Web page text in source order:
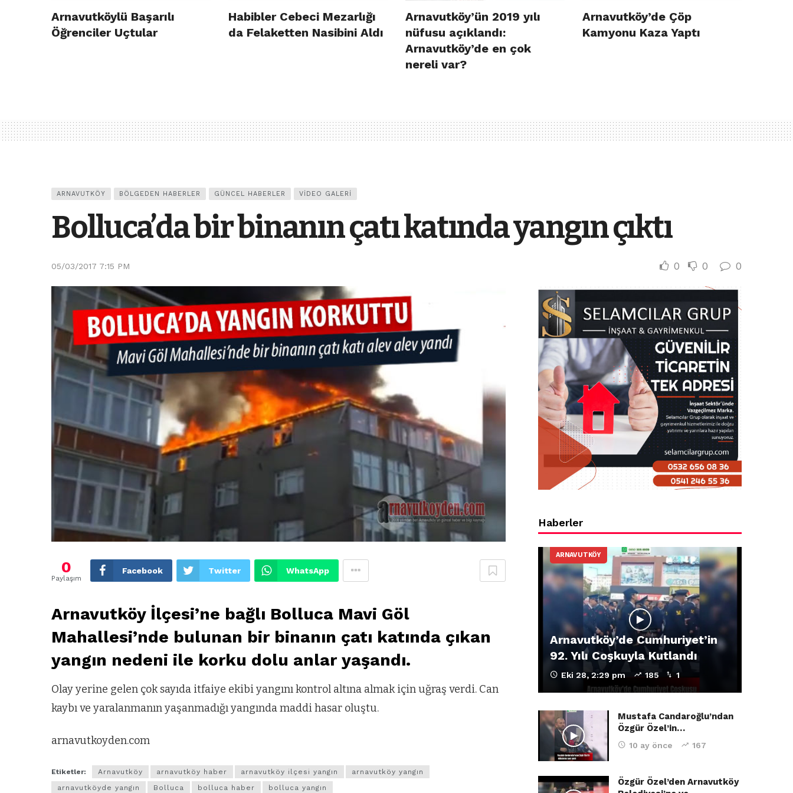
Arnavutköylü Başarılı
Öğrenciler Uçtular
Habibler Cebeci Mezarlığı
da Felaketten Nasibini Aldı
Arnavutköy’ün 2019 yılı
nüfusu açıklandı:
Arnavutköy’de en çok
nereli var?
Arnavutköy’de Çöp
Kamyonu Kaza Yaptı
ARNAVUTKÖY BÖLGEDEN HABERLER GÜNCEL HABERLER VIDEO GALERI
Bolluca’da bir binanın çatı katında yangın çıktı
05/03/2017 7:15 PM 0 0 0
0
Paylaşım
Facebook Twitter WhatsApp
Arnavutköy İlçesi’ne bağlı Bolluca Mavi Göl
Mahallesi’nde bulunan bir binanın çatı katında çıkan
yangın nedeni ile korku dolu anlar yaşandı.
Olay yerine gelen çok sayıda itfaiye ekibi yangını kontrol altına almak için uğraş verdi. Can
kaybı ve yaralanmanın yaşanmadığı yangında maddi hasar oluştu.
arnavutkoyden.com
Etiketler: Arnavutköy arnavutköy haber arnavutköy ilçesi yangın
arnavutköy yangın
arnavutköyde yangın
Bolluca bolluca haber bolluca yangın
Haberler
ARNAVUTKÖY
Arnavutköy’de Cumhuriyet’in
92. Yılı Coşkuyla Kutlandı
Eki 28, 2:29 pm 185 1
Mustafa Candaroğlu’ndan
Özgür Özel’in…
10 ay önce 167
Özgür Özel’den Arnavutköy